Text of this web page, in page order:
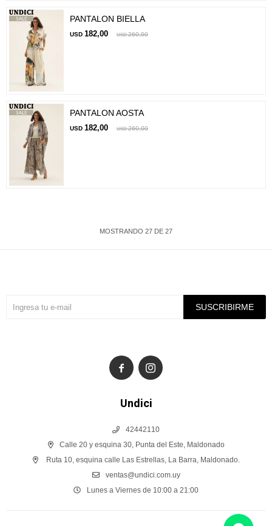
PANTALON BIELLA
USD 182,00 USD 260,00
PANTALON AOSTA
USD 182,00 USD 260,00
MOSTRANDO 27 DE 27
Undici
42442110
Calle 20 y esquina 30, Punta del Este, Maldonado
Ruta 10, esquina calle Las Estrellas, La Barra, Maldonado.
ventas@undici.com.uy
Lunes a Viernes de 10:00 a 21:00
SUSCRIBIRME
 